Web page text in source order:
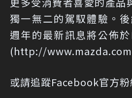
獨一無二的駕馭體驗。
週年的最新訊息將公佈
(http://
或請追蹤Facebook官方粉